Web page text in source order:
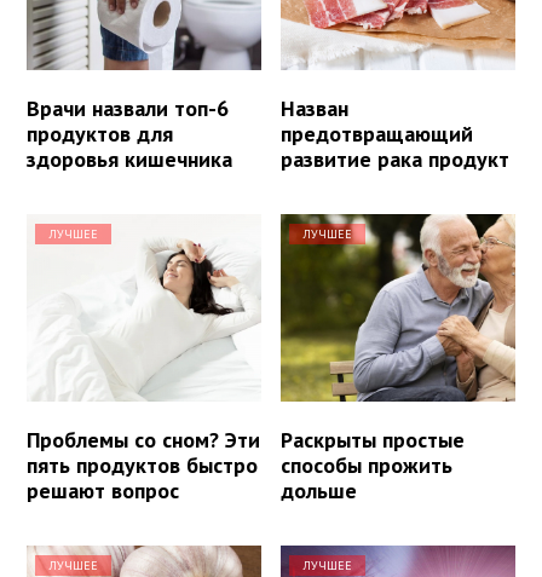
Врачи назвали топ-6
продуктов для
здоровья кишечника
Назван
предотвращающий
развитие рака продукт
ЛУЧШЕЕ
Проблемы со сном? Эти
пять продуктов быстро
решают вопрос
ЛУЧШЕЕ
Раскрыты простые
способы прожить
дольше
ЛУЧШЕЕ ЛУЧШЕЕ